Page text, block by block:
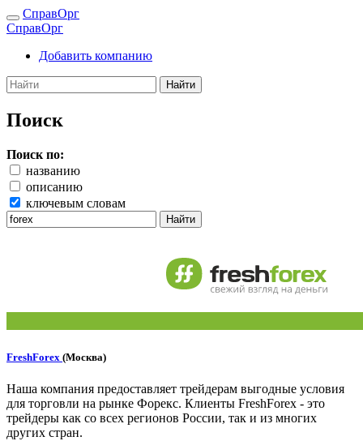
СправОрг
СправОрг
Добавить компанию
Найти
Поиск
Поиск по:
названию
описанию
ключевым словам
Найти
FreshForex (Москва)
Наша компания предоставляет трейдерам выгодные условия
для торговли на рынке Форекс. Клиенты FreshForex - это
трейдеры как со всех регионов России, так и из многих
других стран.